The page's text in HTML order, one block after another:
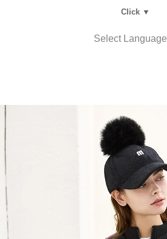
Click ▼
Select Language